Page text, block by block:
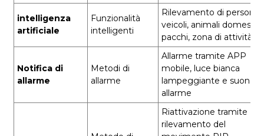
intelligenza
artificiale
Funzionalità
intelligenti
Rilevamento di persone,
veicoli, animali domestici,
pacchi, zona di attività
Notifica di
allarme
Metodi di
allarme
Allarme tramite APP
mobile, luce bianca
lampeggiante e suono di
allarme
Riattivazione tramite
rilevamento del